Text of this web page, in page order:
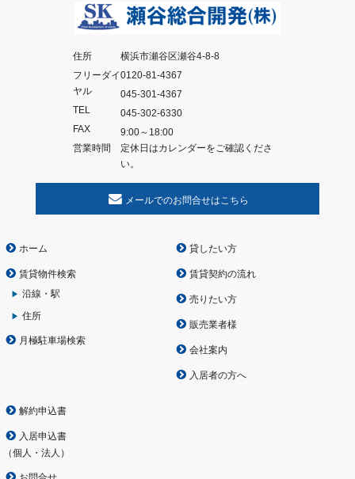
住所
横浜市瀬谷区瀬谷4-8-8
フリーダイ
ヤル
0120-81-4367
TEL
045-301-4367
FAX
045-302-6330
営業時間
9:00～18:00
定休日はカレンダーをご確認くださ
い。
メールでのお問合せはこちら
ホーム
賃貸物件検索
沿線・駅
住所
月極駐車場検索
貸したい方
賃貸契約の流れ
売りたい方
販売業者様
会社案内
入居者の方へ
解約申込書
入居申込書
（個人 ・ 法人 ）